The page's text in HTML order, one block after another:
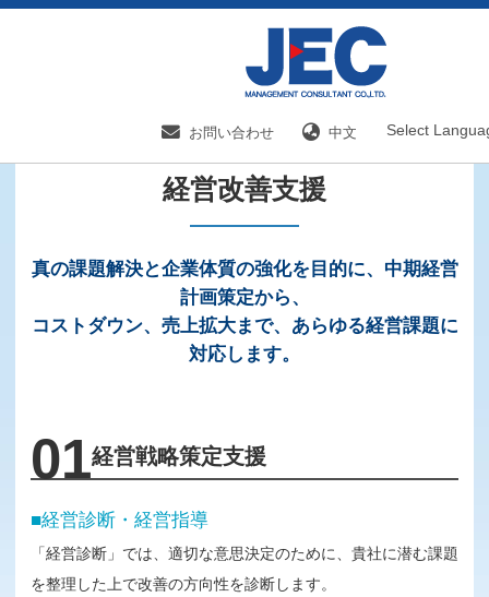
お問い合わせ 中文 Select
経営改善支援
経営改善支援
真の課題解決と企業体質の強化を目的に、中期経営
計画策定から、
コストダウン、売上拡大まで、あらゆる経営課題に
対応します。
01経営戦略策定支援
■経営診断・経営指導
「経営診断」では、適切な意思決定のために、貴社に潜む課題
を整理した上で改善の方向性を診断します。